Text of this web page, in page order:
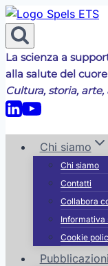
Salta
al
contenuto
La scienza a
alla salute del cuore
Cultura, storia,
Chi siamo
Chi siamo
Contatti
Collabora
Informativa
Cookie
Pubblicazioni